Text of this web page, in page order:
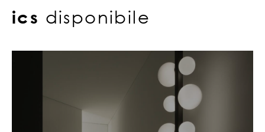
ics disponibile